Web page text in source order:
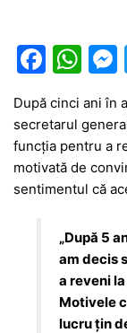
F
a
c
e
b
o
o
k
W
at
s
A
p
p
După cinci ani în
secretarul
funcția pentru a
motivată de
sentimentul că
„După 5
am decis
a reveni
Motivele
lucru țin